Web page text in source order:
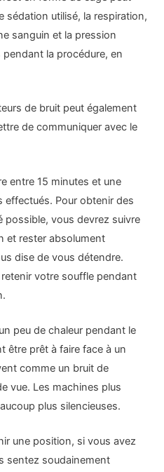
sédation utilisé, la respiration,
sanguin et la pression
la procédure, en
de bruit peut également
de communiquer avec le
entre 15 minutes et une
effectués. Pour obtenir des
possible, vous devrez suivre
et rester absolument
dise de vous détendre.
votre souffle pendant
peu de chaleur pendant le
être prêt à faire face à un
comme un bruit de
vue. Les machines plus
plus silencieuses.
une position, si vous avez
sentez soudainement